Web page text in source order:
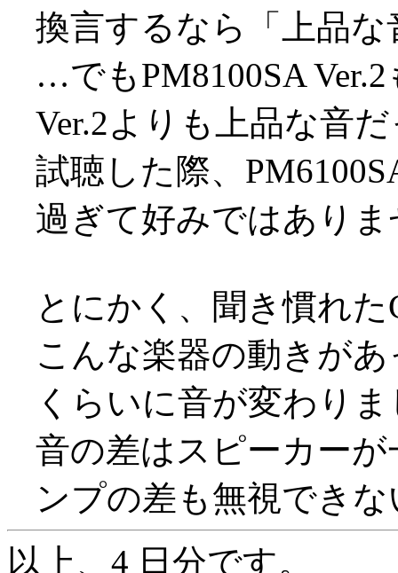
換言するなら「上品
…でもPM8100SA
Ver.2よりも上品な音
試聴した際、
過ぎて好みではあり
とにかく、聞き慣れ
こんな楽器の動きが
くらいに音が変わり
音の差はスピーカー
ンプの差も無視でき
以上、4 日分です。